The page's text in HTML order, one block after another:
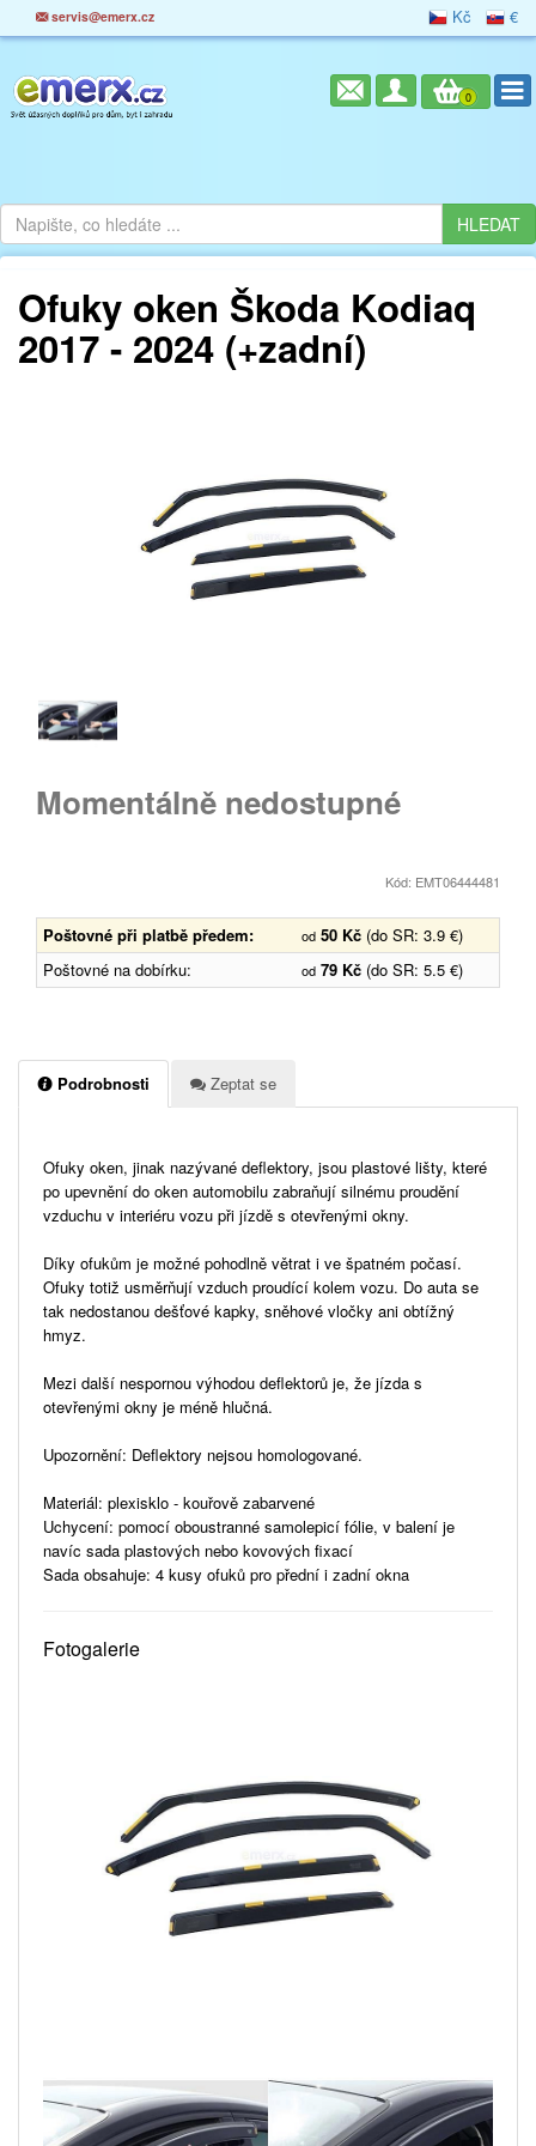
servis@emerx.cz Kč €
0
Ofuky oken Škoda Kodiaq
2017 - 2024 (+zadní)
Momentálně nedostupné
Kód: EMT06444481
Poštovné při platbě předem: od 50 Kč (do SR: 3.9 €)
Poštovné na dobírku:
od 79 Kč (do SR: 5.5 €)
Podrobnosti Zeptat se
Ofuky oken, jinak nazývané deflektory, jsou plastové lišty, které
po upevnění do oken automobilu zabraňují silnému proudění
vzduchu v interiéru vozu při jízdě s otevřenými okny.
Díky ofukům je možné pohodlně větrat i ve špatném počasí.
Ofuky totiž usměrňují vzduch proudící kolem vozu. Do auta se
tak nedostanou dešťové kapky, sněhové vločky ani obtížný
hmyz.
Mezi další nespornou výhodou deflektorů je, že jízda s
otevřenými okny je méně hlučná.
Upozornění: Deflektory nejsou homologované.
Materiál: plexisklo - kouřově zabarvené
Uchycení: pomocí oboustranné samolepicí fólie, v balení je
navíc sada plastových nebo kovových fixací
Sada obsahuje: 4 kusy ofuků pro přední i zadní okna
Fotogalerie